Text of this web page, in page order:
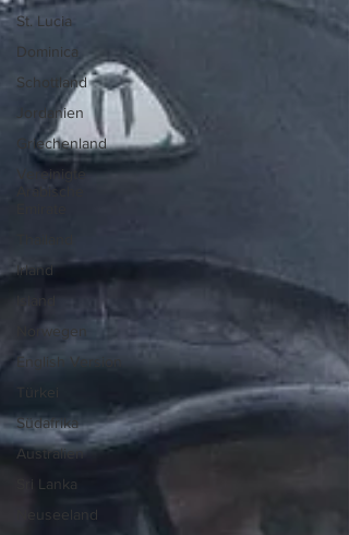
St. Lucia
Dominica
Schottland
Jordanien
Griechenland
Vereinigte
Irland
Island
Norwegen
English Version
Türkei
Südafrika
Australien
Sri Lanka
Neuseeland